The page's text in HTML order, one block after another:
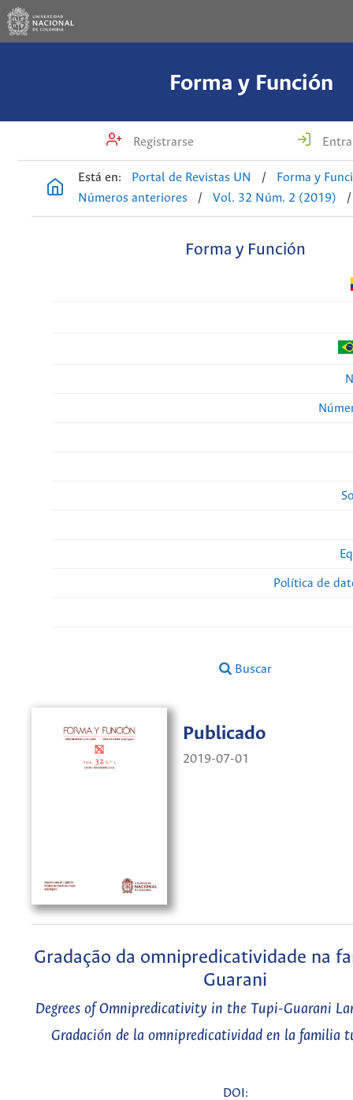
Forma y Función
Registrarse
Está en: Portal de Revistas UN /
Forma y
Números anteriores
/ Vol. 32 Núm. 2 (2019) /
Forma y Función
Política de
Buscar
Publicado
2019-07-01
Gradação da omnipredicatividade na
Guarani
Degrees of Omnipredicativity in the Tupi-Guarani
Gradación de la omnipredicatividad en la familia
DOI: